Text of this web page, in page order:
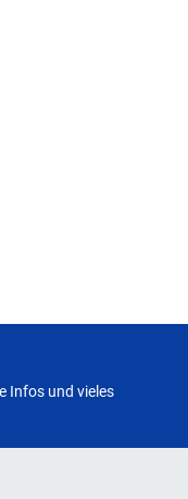
Infos und vieles